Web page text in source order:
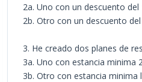
2a. Uno con un descuento del
2b. Otro con un descuento del
3. He creado dos planes de
3a. Uno con estancia minima
3b. Otro con estancia minima